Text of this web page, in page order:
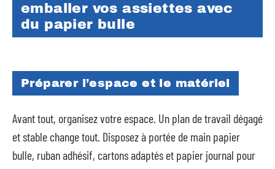
emballer vos assiettes avec
du papier bulle
Préparer l’espace et le matériel
Avant tout, organisez votre espace. Un plan de travail dégagé
et stable change tout. Disposez à portée de main papier
bulle, ruban adhésif, cartons adaptés et papier journal pour